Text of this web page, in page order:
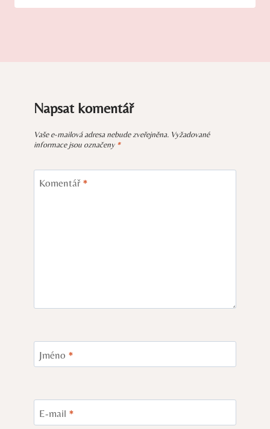
Napsat komentář
Vaše e-mailová adresa nebude zveřejněna. Vyžadované
informace jsou označeny *
Komentář *
Jméno *
E-mail *